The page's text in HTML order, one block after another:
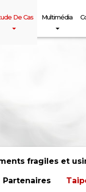
De Cas Multimédia
fragiles et
Partenaires